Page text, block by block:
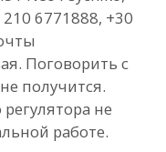
6771888, +30
Поговорить с
получится.
не
работе.